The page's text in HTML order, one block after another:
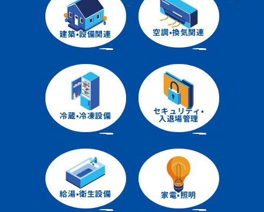
建築•設備関連 空調•換気関連
冷蔵•冷凍設備 セキュリティ•
入退場管理
給湯•衛生設備 家電•照明